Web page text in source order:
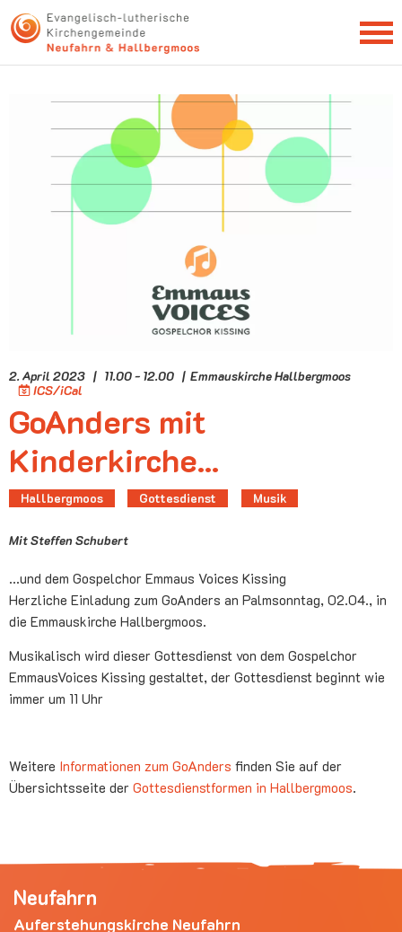
NEWSLETTER
2. April 2023 | 11.00 - 12.00 | Emmauskirche Hallbergmoos
ICS/iCal
GoAnders mit
Kinderkirche...
Hallbergmoos Gottesdienst Musik
Mit Steffen Schubert
...und dem Gospelchor Emmaus Voices Kissing
Herzliche Einladung zum GoAnders an Palmsonntag, 02.04., in
die Emmauskirche Hallbergmoos.
Musikalisch wird dieser Gottesdienst von dem Gospelchor
EmmausVoices Kissing gestaltet, der Gottesdienst beginnt wie
immer um 11 Uhr
Weitere Informationen zum GoAnders finden Sie auf der
Übersichtsseite der Gottesdienstformen in Hallbergmoos.
Neufahrn
Auferstehungskirche Neufahrn